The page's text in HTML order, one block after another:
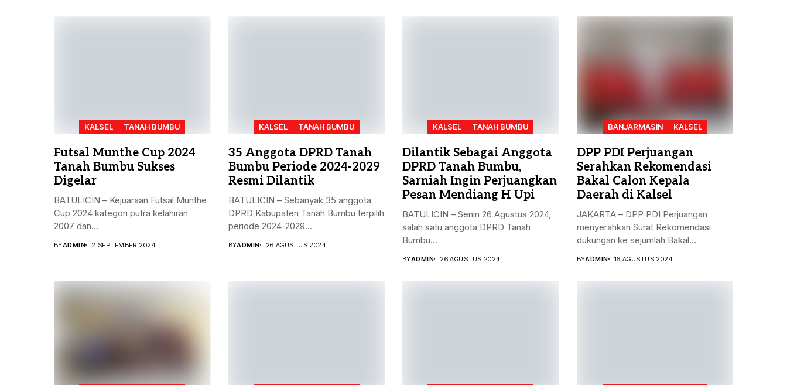
KALSEL TANAH BUMBU
Futsal Munthe Cup 2024
Tanah Bumbu Sukses
Digelar
BATULICIN – Kejuaraan Futsal Munthe
Cup 2024 kategori putra kelahiran
2007 dan...
BYADMIN 2 SEPTEMBER 2024
KALSEL TANAH BUMBU
35 Anggota DPRD Tanah
Bumbu Periode 2024-2029
Resmi Dilantik
BATULICIN – Sebanyak 35 anggota
DPRD Kabupaten Tanah Bumbu terpilih
periode 2024-2029...
BYADMIN 26 AGUSTUS 2024
KALSEL TANAH BUMBU
Dilantik Sebagai Anggota
DPRD Tanah Bumbu,
Sarniah Ingin Perjuangkan
Pesan Mendiang H Upi
BATULICIN – Senin 26 Agustus 2024,
salah satu anggota DPRD Tanah
Bumbu...
BYADMIN 26 AGUSTUS 2024
BANJARMASIN KALSEL
DPP PDI Perjuangan
Serahkan Rekomendasi
Bakal Calon Kepala
Daerah di Kalsel
JAKARTA – DPP PDI Perjuangan
menyerahkan Surat Rekomendasi
dukungan ke sejumlah Bakal...
BYADMIN 16 AGUSTUS 2024